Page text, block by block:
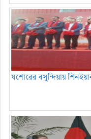
যশোরের বসুন্দিয়ায়